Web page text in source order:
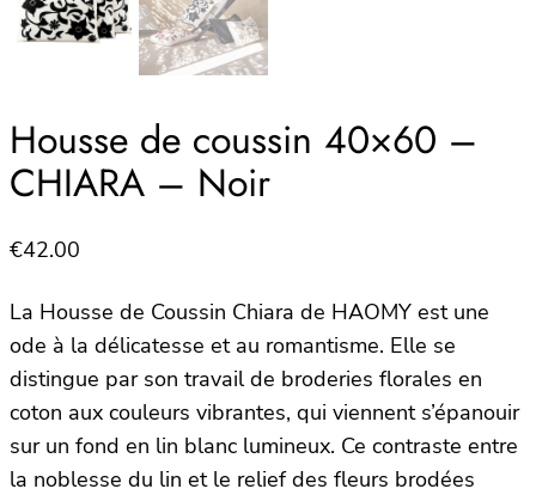
Housse de coussin 40×60 –
CHIARA – Noir
€42.00
La Housse de Coussin Chiara de HAOMY est une
ode à la délicatesse et au romantisme. Elle se
distingue par son travail de broderies florales en
coton aux couleurs vibrantes, qui viennent s’épanouir
sur un fond en lin blanc lumineux. Ce contraste entre
la noblesse du lin et le relief des fleurs brodées